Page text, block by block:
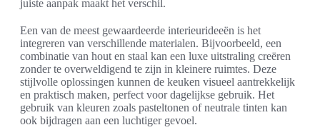
juiste aanpak maakt het verschil.
Een van de meest gewaardeerde interieurideeën is het
integreren van verschillende materialen. Bijvoorbeeld, een
combinatie van hout en staal kan een luxe uitstraling creëren
zonder te overweldigend te zijn in kleinere ruimtes. Deze
stijlvolle oplossingen kunnen de keuken visueel aantrekkelijk
en praktisch maken, perfect voor dagelijkse gebruik. Het
gebruik van kleuren zoals pasteltonen of neutrale tinten kan
ook bijdragen aan een luchtiger gevoel.